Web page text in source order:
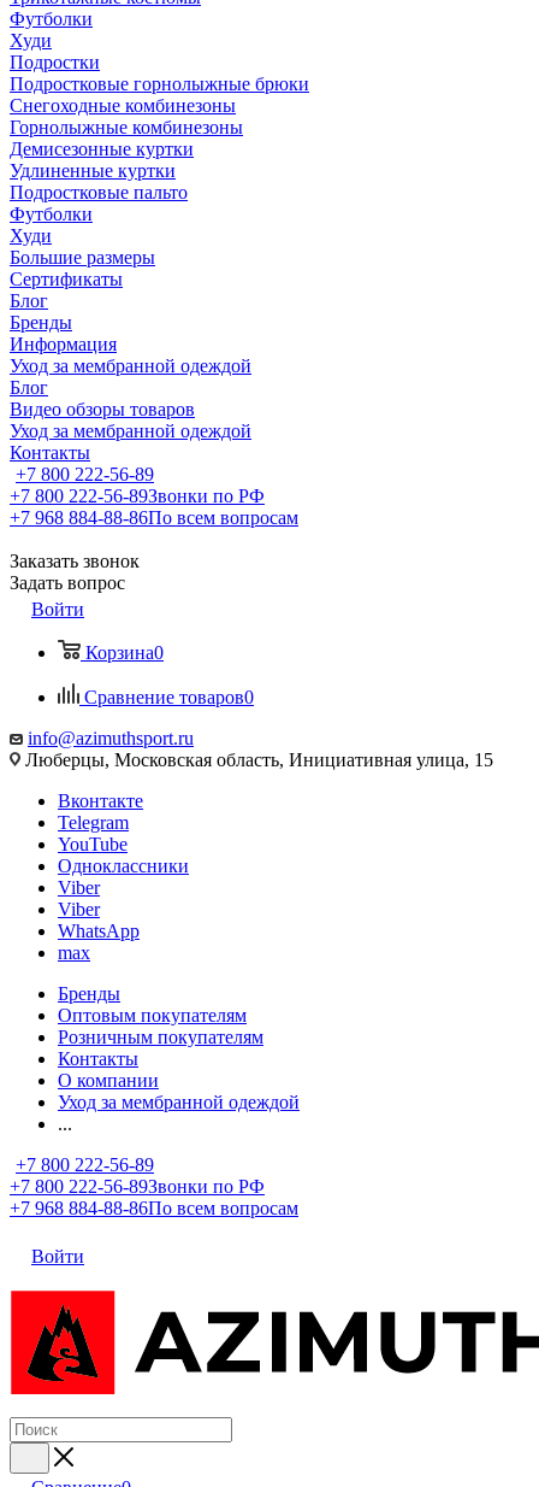
Футболки
Худи
Подростки
Подростковые горнолыжные брюки
Снегоходные комбинезоны
Горнолыжные комбинезоны
Демисезонные куртки
Удлиненные куртки
Подростковые пальто
Футболки
Худи
Большие размеры
Сертификаты
Блог
Бренды
Информация
Уход за мембранной одеждой
Блог
Видео обзоры товаров
Уход за мембранной одеждой
Контакты
+7 800 222-56-89
+7 800 222-56-89Звонки по РФ
+7 968 884-88-86По всем вопросам
Заказать звонок
Задать вопрос
Войти
Корзина0
Сравнение товаров0
info@azimuthsport.ru
Люберцы, Московская область, Инициативная улица, 15
Вконтакте
Telegram
YouTube
Одноклассники
Viber
Viber
WhatsApp
max
Бренды
Оптовым покупателям
Розничным покупателям
Контакты
О компании
Уход за мембранной одеждой
...
+7 800 222-56-89
+7 800 222-56-89Звонки по РФ
+7 968 884-88-86По всем вопросам
Войти